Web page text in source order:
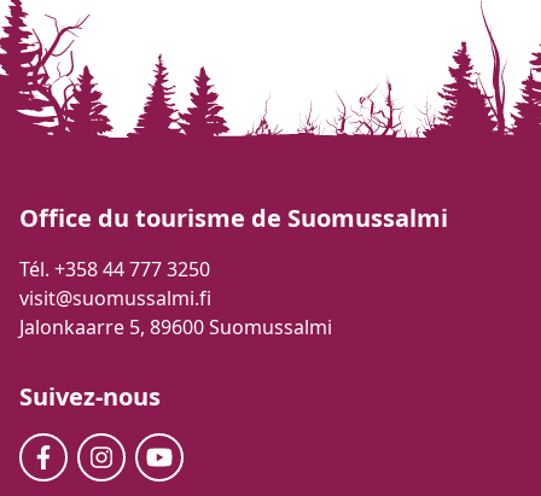
Office du tourisme de Suomussalmi
Tél. +358 44 777 3250
visit@suomussalmi.fi
Jalonkaarre 5, 89600 Suomussalmi
Suivez-nous